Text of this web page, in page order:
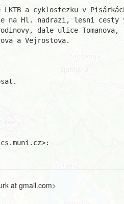
a cyklostezku v
na Hl. nadrazi, lesni cesty
dale ulice Tomanova,
a Vejrostova.
at gmail.com>